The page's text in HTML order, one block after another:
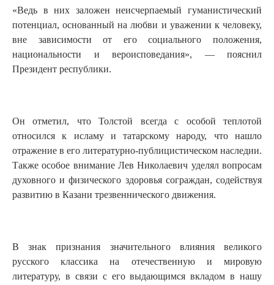
«Ведь в них заложен неисчерпаемый гуманистический
потенциал, основанный на любви и уважении к человеку,
вне зависимости от его социального положения,
национальности и вероисповедания», — пояснил
Президент республики.
Он отметил, что Толстой всегда с особой теплотой
относился к исламу и татарскому народу, что нашло
отражение в его литературно-публицистическом наследии.
Также особое внимание Лев Николаевич уделял вопросам
духовного и физического здоровья сограждан, содействуя
развитию в Казани трезвеннического движения.
В знак признания значительного влияния великого
русского классика на отечественную и мировую
литературу, в связи с его выдающимся вкладом в нашу